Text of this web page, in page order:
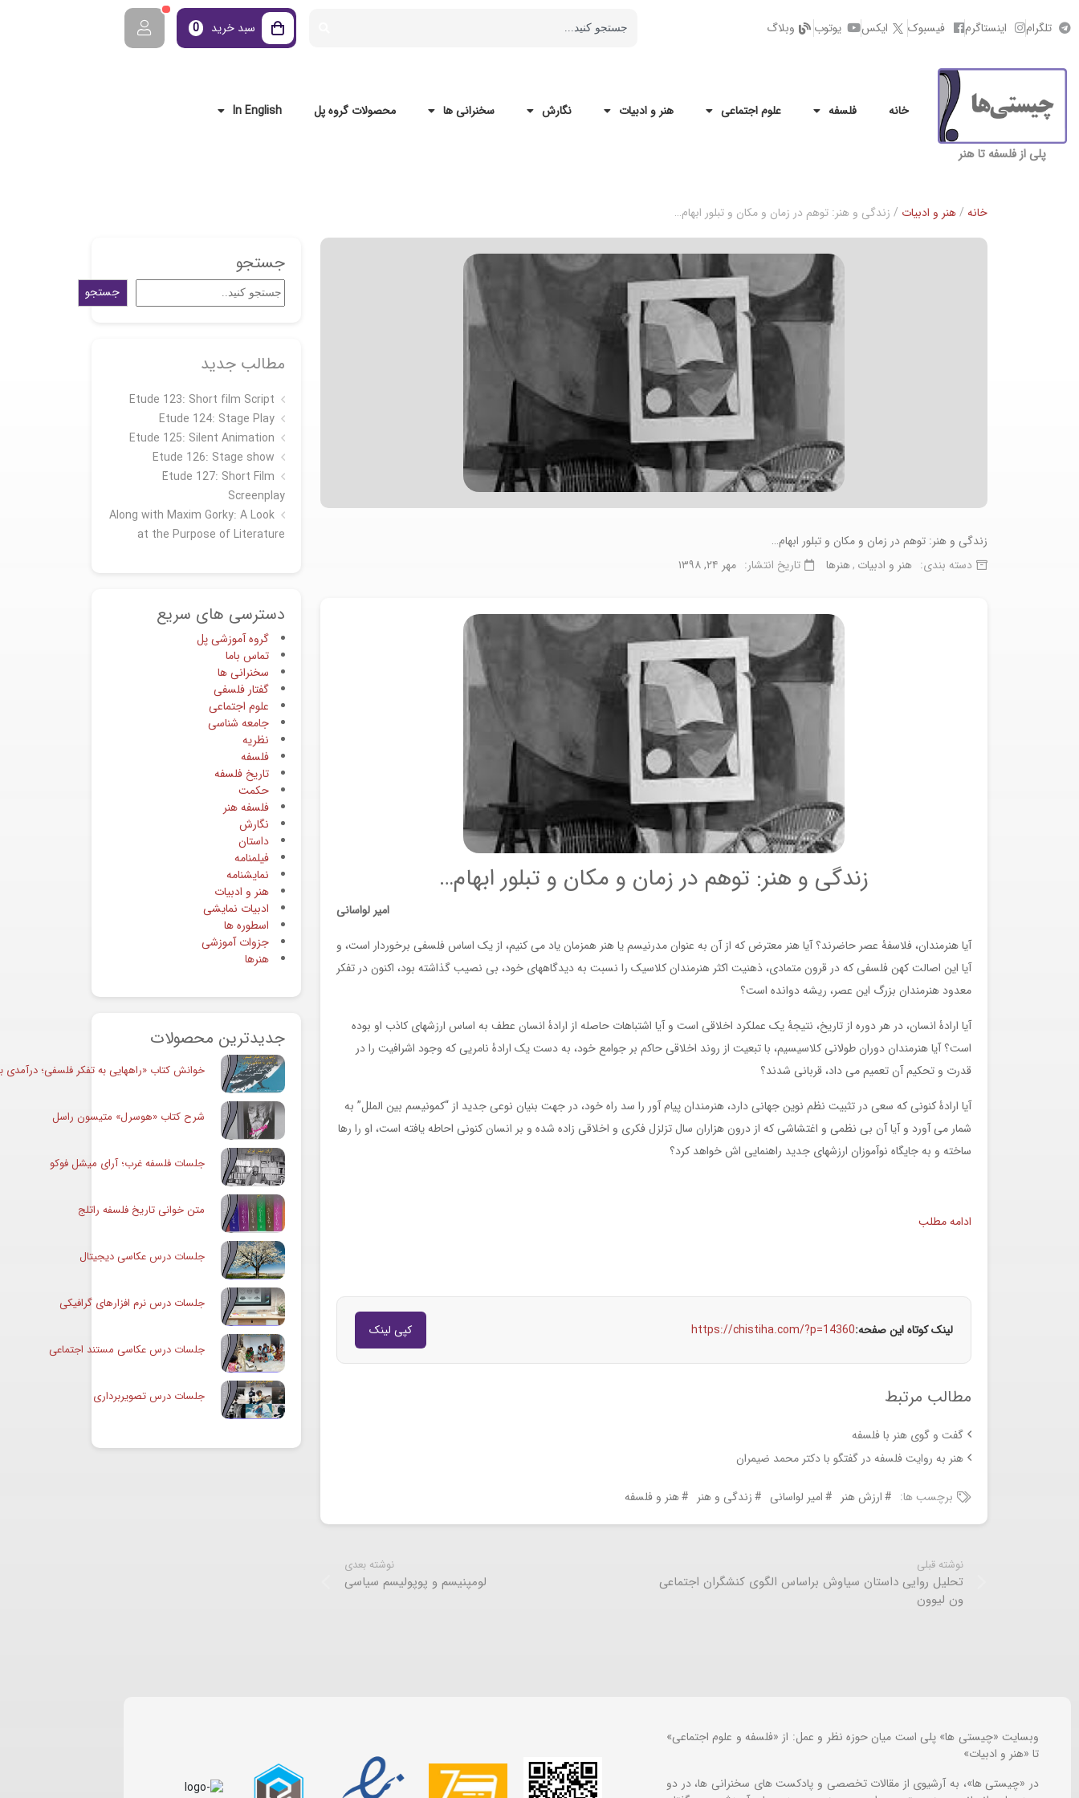
تلگرام اینستاگرم فیسبوک ایکس یوتوب وبلاگ سبد خرید 0
پلی از فلسفه تا هنر
خانه فلسفه علوم اجتماعی هنر و ادبیات نگارش سخنرانی ها محصولات گروه پل In English
خانه /هنر و ادبیات / زندگی و هنر: توهم در زمان و مکان و تبلور ابهام…
زندگی و هنر: توهم در زمان و مکان و تبلور ابهام…
دسته بندی: هنر و ادبیات هنرها تاریخ انتشار: مهر ۲۴, ۱۳۹۸
زندگی و هنر: توهم در زمان و مکان و تبلور ابهام…
امیر لواسانی
آیا هنرمندان، فلاسفۀ عصر حاضرند؟ آیا هنر معترض که از آن به عنوان مدرنیسم یا هنر همزمان یاد می کنیم، از یک اساس فلسفی برخوردار است، و
آیا این اصالت کهن فلسفی که در قرون متمادی، ذهنیت اکثر هنرمندان کلاسیک را نسبت به دیدگاههای خود، بی نصیب گذاشته بود، اکنون در تفکر
معدود هنرمندان بزرگ این عصر، ریشه دوانده است؟
آیا ارادۀ انسان، در هر دوره از تاریخ، نتیجۀ یک عملکرد اخلاقی است و آیا اشتباهات حاصله از ارادۀ انسان عطف به اساس ارزشهای کاذب او بوده
است؟ آیا هنرمندان دوران طولانی کلاسیسیم، با تبعیت از روند اخلاقی حاکم بر جوامع خود، به دست یک ارادۀ نامریی که وجود اشرافیت را در
قدرت و تحکیم آن تعمیم می داد، قربانی شدند؟
آیا ارادۀ کنونی که سعی در تثبیت نظم نوین جهانی دارد، هنرمندان پیام آور را سد راه خود، در جهت بنیان نوعی جدید از “کمونیسم بین الملل” به
شمار می آورد و آیا آن بی نظمی و اغتشاشی که از درون هزاران سال تزلزل فکری و اخلاقی زاده شده و بر انسان کنونی احاطه یافته است، او را رها
ساخته و به جایگاه نوآموزان ارزشهای جدید راهنمایی اش خواهد کرد؟
ادامه مطلب
لینک کوتاه این صفحه:https://chistiha.com/?p=14360 کپی لینک
مطالب مرتبط
گفت و گوی هنر با فلسفه
هنر به روایت فلسفه در گفتگو با دکتر محمد ضیمران
برچسب ها: ارزش هنر امیر لواسانی زندگی و هنر هنر و فلسفه
نوشته قبلی
تحلیل روایی داستان سیاوش براساس الگوی کنشگران اجتماعی
ون لیوون
نوشته بعدی
لومپنیسم و پوپولیسم سیاسی
جستجو
جستجو
مطالب جدید
Etude 123: Short film Script
Etude 124: Stage Play
Etude 125: Silent Animation
Etude 126: Stage show
Étude 127: Short Film
Screenplay
Along with Maxim Gorky: A Look
at the Purpose of Literature
دسترسی های سریع
گروه آموزشی پل
تماس باما
سخنرانی ها
گفتار فلسفی
علوم اجتماعی
جامعه شناسی
نظریه
فلسفه
تاریخ فلسفه
حکمت
فلسفه هنر
نگارش
داستان
فیلمنامه
نمایشنامه
هنر و ادبیات
ادبیات نمایشی
اسطوره ها
جزوات آموزشی
هنرها
جدیدترین محصولات
خوانش کتاب «راههایی به تفکر فلسفی؛ درآمدی
شرح کتاب «هوسرل» متیسون راسل
جلسات فلسفه غرب؛ آرای میشل فوکو
متن خوانی تاریخ فلسفه راتلج
جلسات درس عکاسی دیجیتال
جلسات درس نرم افزارهای گرافیکی
جلسات درس عکاسی مستند اجتماعی
جلسات درس تصویربرداری
وبسایت «چیستی ها» پلی است میان حوزه نظر و عمل: از «فلسفه و علوم اجتماعی»
تا «هنر و ادبیات»
در «چیستی ها»، به آرشیوی از مقالات تخصصی و پادکست های سخنرانی ها، در دو